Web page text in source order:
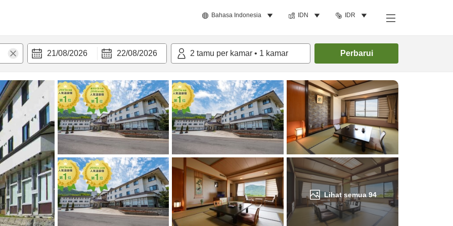
Bahasa Indonesia IDN IDR
21/08/2026 22/08/2026 2 tamu per kamar • 1 kamar Perbarui
Lihat semua 94
Cari kamar